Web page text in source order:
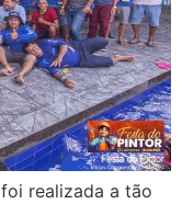
realizada a tão